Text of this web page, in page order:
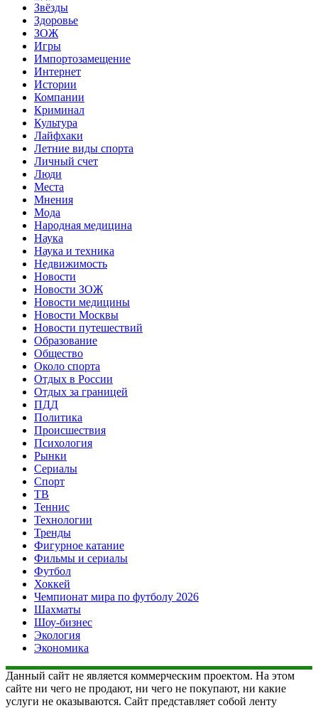
Звёзды
Здоровье
ЗОЖ
Игры
Импортозамещение
Интернет
Истории
Компании
Криминал
Культура
Лайфхаки
Летние виды спорта
Личный счет
Люди
Места
Мнения
Мода
Народная медицина
Наука
Наука и техника
Недвижимость
Новости
Новости ЗОЖ
Новости медицины
Новости Москвы
Новости путешествий
Образование
Общество
Около спорта
Отдых в России
Отдых за границей
ПДД
Политика
Происшествия
Психология
Рынки
Сериалы
Спорт
ТВ
Теннис
Технологии
Тренды
Фигурное катание
Фильмы и сериалы
Футбол
Хоккей
Чемпионат мира по футболу 2026
Шахматы
Шоу-бизнес
Экология
Экономика
Данный сайт не является коммерческим проектом. На этом
сайте ни чего не продают, ни чего не покупают, ни какие
услуги не оказываются. Сайт представляет собой ленту